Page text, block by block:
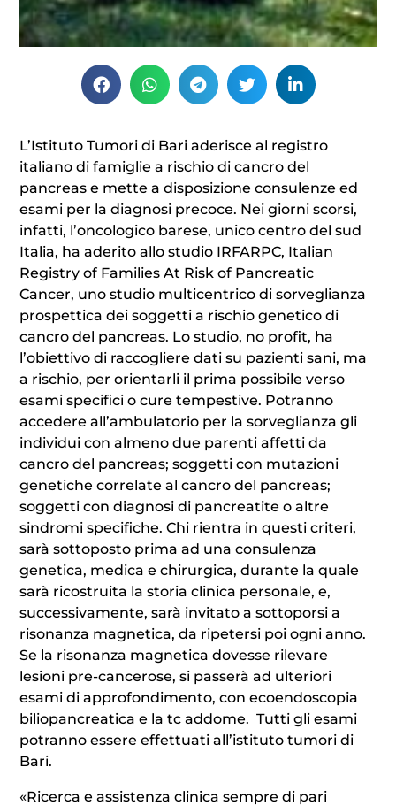
L’Istituto Tumori di Bari aderisce al registro
italiano di famiglie a rischio di cancro del
pancreas e mette a disposizione consulenze ed
esami per la diagnosi precoce. Nei giorni scorsi,
infatti, l’oncologico barese, unico centro del sud
Italia, ha aderito allo studio IRFARPC, Italian
Registry of Families At Risk of Pancreatic
Cancer, uno studio multicentrico di sorveglianza
prospettica dei soggetti a rischio genetico di
cancro del pancreas. Lo studio, no profit, ha
l’obiettivo di raccogliere dati su pazienti sani, ma
a rischio, per orientarli il prima possibile verso
esami specifici o cure tempestive. Potranno
accedere all’ambulatorio per la sorveglianza gli
individui con almeno due parenti affetti da
cancro del pancreas; soggetti con mutazioni
genetiche correlate al cancro del pancreas;
soggetti con diagnosi di pancreatite o altre
sindromi specifiche. Chi rientra in questi criteri,
sarà sottoposto prima ad una consulenza
genetica, medica e chirurgica, durante la quale
sarà ricostruita la storia clinica personale, e,
successivamente, sarà invitato a sottoporsi a
risonanza magnetica, da ripetersi poi ogni anno.
Se la risonanza magnetica dovesse rilevare
lesioni pre-cancerose, si passerà ad ulteriori
esami di approfondimento, con ecoendoscopia
biliopancreatica e la tc addome. Tutti gli esami
potranno essere effettuati all’istituto tumori di
Bari.
«Ricerca e assistenza clinica sempre di pari